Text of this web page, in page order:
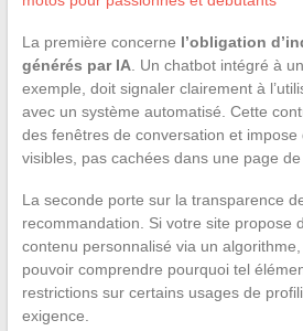
La première concerne l’obligation
générés par IA. Un chatbot intégré à
exemple, doit signaler clairement à
avec un système automatisé. Cette
des fenêtres de conversation et impose
visibles, pas cachées dans une page
La seconde porte sur la transparence
recommandation. Si votre site propose
contenu personnalisé via un
pouvoir comprendre pourquoi tel
restrictions sur certains usages de
exigence.